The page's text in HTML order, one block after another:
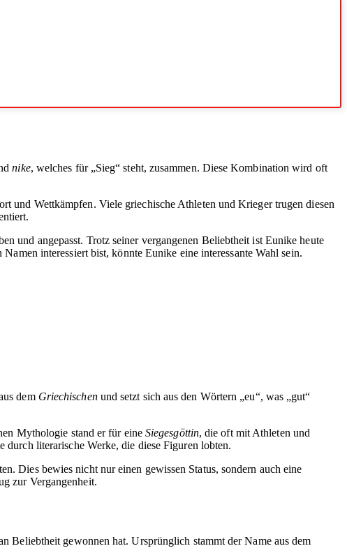
nike, welches für „Sieg“ steht, zusammen. Diese Kombination wird oft
und Wettkämpfen. Viele griechische Athleten und Krieger trugen diesen
und angepasst. Trotz seiner vergangenen Beliebtheit ist Eunike heute
interessiert bist, könnte Eunike eine interessante Wahl sein.
dem Griechischenund setzt sich aus den Wörtern „eu“, was „gut“
Mythologie stand er für eine Siegesgöttin, die oft mit Athleten und
literarische Werke, die diese Figuren lobten.
Dies bewies nicht nur einen gewissen Status, sondern auch eine
zur Vergangenheit.
Beliebtheit gewonnen hat. Ursprünglich stammt der Name aus dem